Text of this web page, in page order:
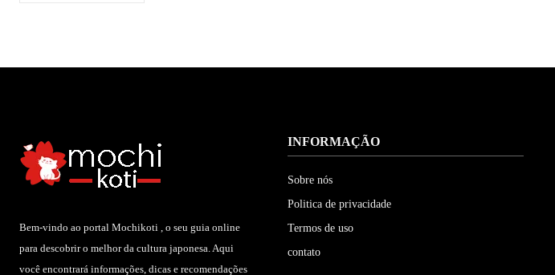
Bem-vindo ao portal Mochikoti , o seu guia online
para descobrir o melhor da cultura japonesa. Aqui
você encontrará informações, dicas e recomendações
INFORMAÇÃO
Sobre nós
Politica de privacidade
Termos de uso
contato